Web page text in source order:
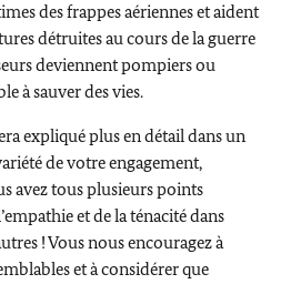
des frappes aériennes et aident
détruites au cours de la guerre
deviennent pompiers ou
à sauver des vies.
expliqué plus en détail dans un
de votre engagement,
avez tous plusieurs points
et de la ténacité dans
! Vous nous encouragez à
et à considérer que